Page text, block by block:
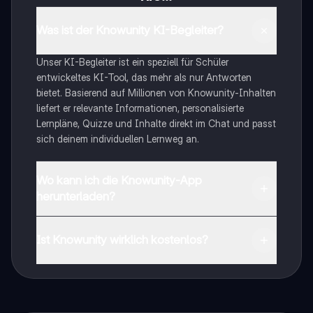
Unser KI-Begleiter ist ein speziell für Schüler
entwickeltes KI-Tool, das mehr als nur Antworten
bietet. Basierend auf Millionen von Knowunity-Inhalten
liefert er relevante Informationen, personalisierte
Lernpläne, Quizze und Inhalte direkt im Chat und passt
sich deinem individuellen Lernweg an.